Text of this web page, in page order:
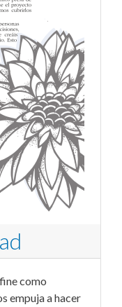
como
empuja a hacer